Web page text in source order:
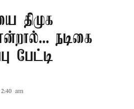
திமுக
என்றால்... நடிகை
பேட்டி
am